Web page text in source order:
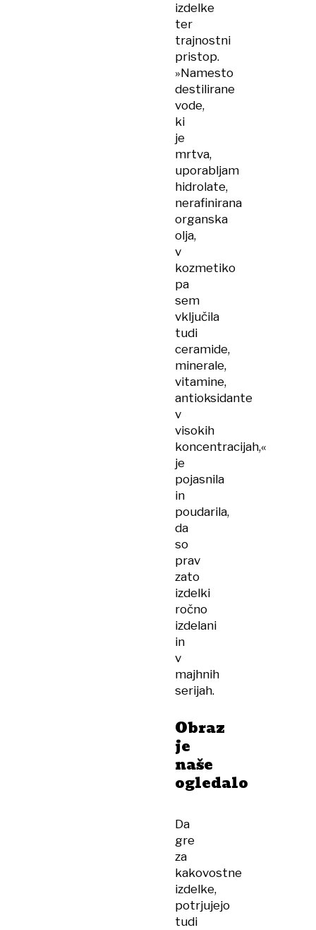
izdelke
ter
trajnostni
pristop.
»Namesto
destilirane
vode,
ki
je
mrtva,
uporabljam
hidrolate,
nerafinirana
organska
olja,
v
kozmetiko
pa
sem
vključila
tudi
ceramide,
minerale,
vitamine,
antioksidante
v
visokih
koncentracijah,«
je
pojasnila
in
poudarila,
da
so
prav
zato
izdelki
ročno
izdelani
in
v
majhnih
serijah.
Obraz
je
naše
ogledalo
Da
gre
za
kakovostne
izdelke,
potrjujejo
tudi